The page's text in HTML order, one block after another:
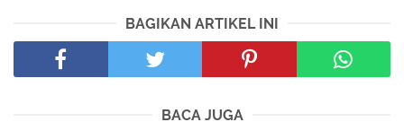
BAGIKAN ARTIKEL INI
BACA JUGA